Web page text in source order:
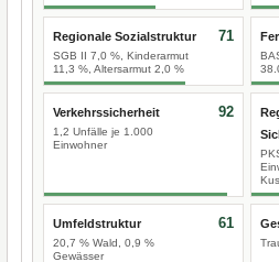
Regionale Sozialstruktur
SGB II 7,0 %, Kinderarmut
11,3 %, Altersarmut 2,0 %
71
Verkehrssicherheit
1,2 Unfälle je 1.000
Einwohner
92
Umfeldstruktur
20,7 % Wald, 0,9 %
Gewässer
61